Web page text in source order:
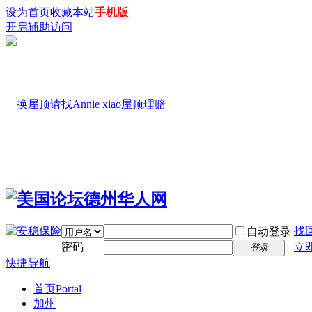
设为首页收藏本站手机版
开启辅助访问
自动登录 找
密码
登录
立
快捷导航
首页Portal
加州